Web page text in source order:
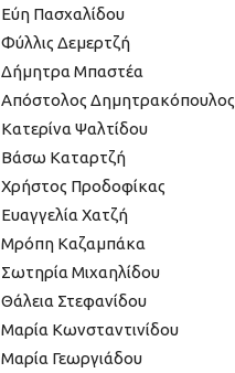
Εύη Πασχαλίδου
Φύλλις Δεμερτζή
Δήμητρα Μπαστέα
Απόστολος Δημητρακόπουλος
Κατερίνα Ψαλτίδου
Βάσω Καταρτζή
Χρήστος Προδοφίκας
Ευαγγελία Χατζή
Μρόπη Καζαμπάκα
Σωτηρία Μιχαηλίδου
Θάλεια Στεφανίδου
Μαρία Κωνσταντινίδου
Μαρία Γεωργιάδου